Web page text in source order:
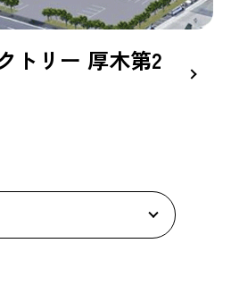
トリー 厚木第2